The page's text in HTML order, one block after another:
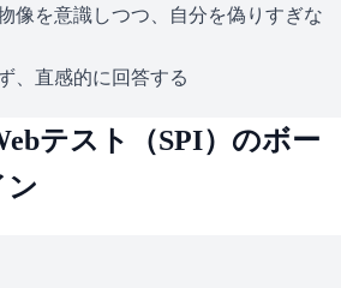
像を意識しつつ、自分を偽りすぎな
、直感的に回答する
テスト（SPI）のボー
ン